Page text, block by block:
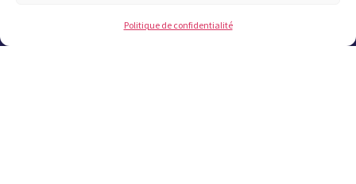
Politique de confidentialité